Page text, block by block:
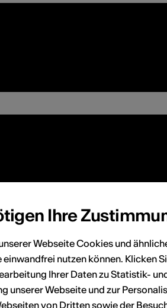
Sophie a fait ses école
Ihre
Webseite Cookies und
nutzen können. Klicken
Ihrer Daten zu Statistik-
unserer Webseite und zur
von Dritten sowie der